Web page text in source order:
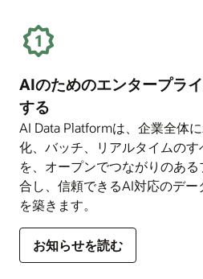
払
い
支
援
す
3
つ
の
方
法
に
つ
メ
リ
ト
を
も
ら
す
5
つ
の
方
法
AIのためのエンタープラ
する
AI Data Platformは、企業全体
化、バッチ、リアルタイムの
を、オープンでつながりのあ
合し、信頼できるAI対応のデ
を築きます。
お知らせを読む